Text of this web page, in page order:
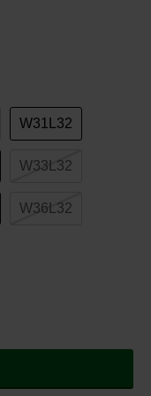
W31L32
W33L32
W36L32